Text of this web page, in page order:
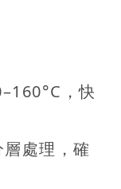
，快
處理，確